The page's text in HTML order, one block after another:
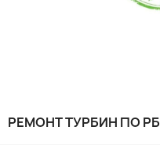
РЕМОНТ ТУРБИН ПО РБ